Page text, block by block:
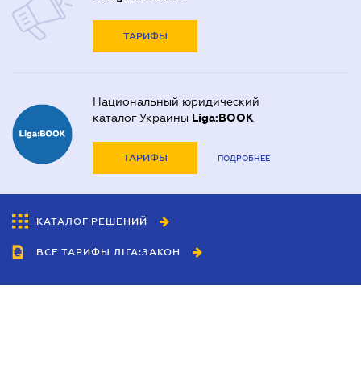
ТАРИФЫ
Национальный юридический
каталог Украины Liga:BOOK
ТАРИФЫ ПОДРОБНЕЕ
КАТАЛОГ РЕШЕНИЙ
ВСЕ ТАРИФЫ ЛІГА:ЗАКОН